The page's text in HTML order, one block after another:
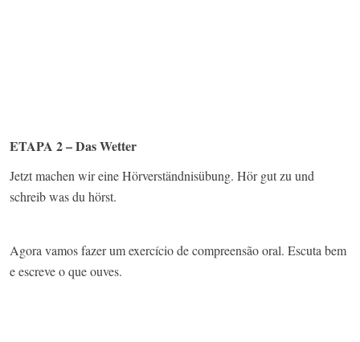
ETAPA 2 – Das Wetter
Jetzt machen wir eine Hörverständnisübung. Hör gut zu und
schreib was du hörst.
Agora vamos fazer um exercício de compreensão oral. Escuta bem
e escreve o que ouves.